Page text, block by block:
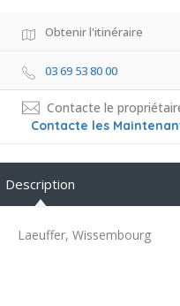
Obtenir l'itinéraire
03 69 53 80 00
Contacte le
Contacte les
Description
Laeuffer, Wissembourg